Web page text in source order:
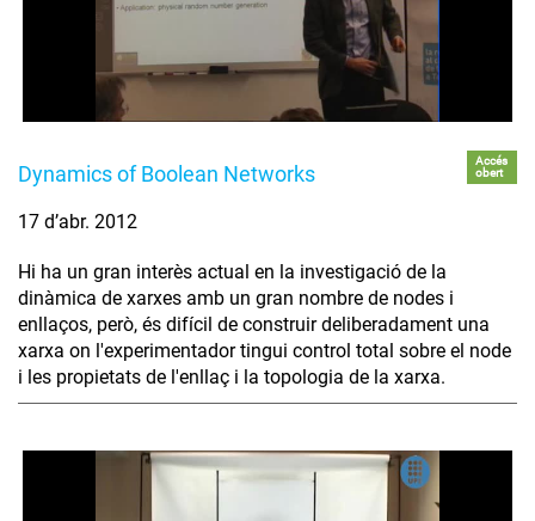
Dynamics of Boolean Networks
Accés
obert
17 d’abr. 2012
Hi ha un gran interès actual en la investigació de la
dinàmica de xarxes amb un gran nombre de nodes i
enllaços, però, és difícil de construir deliberadament una
xarxa on l'experimentador tingui control total sobre el node
i les propietats de l'enllaç i la topologia de la xarxa.